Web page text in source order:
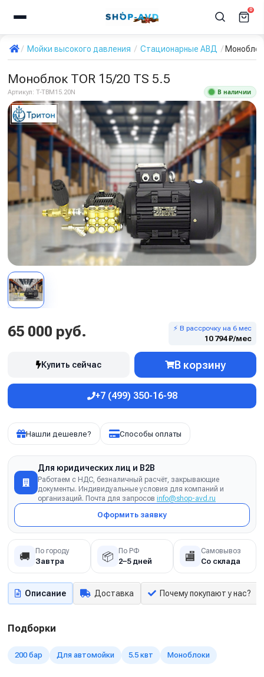
0
Мойки высокого давления Стационарные АВД
Моноблок TOR 15/20 TS 5.5
Артикул: T-TBM15.20N В наличии
65 000 руб. ⚡ В рассрочку на 6 мес
10 794 ₽/мес
Купить сейчас В корзину
+7 (499) 350-16-98
Нашли дешевле? Способы оплаты
Для юридических лиц и B2B
Работаем с НДС, безналичный расчёт, закрывающие
документы. Индивидуальные условия для компаний и
организаций. Почта для запросов info@shop-avd.ru
Оформить заявку
🚚 По городу
Завтра 📦 По РФ
2–5 дней 🏬 Самовывоз
Со склада
Описание Доставка Почему покупают у нас?
Подборки
200 бар Для автомойки 5.5 квт Моноблоки